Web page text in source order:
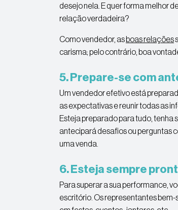
desejo nela. E quer forma melhor
relação verdadeira?
Como vendedor, asboas relações
carisma; pelo contrário, boa
5. Prepare-se com
Um vendedor efetivo está
as expectativas e reunir todas as
Esteja preparado para tudo, tenha
antecipará desafios ou perguntas
uma venda.
6. Esteja sempre
Para superar a sua performance,
escritório. Os representantes